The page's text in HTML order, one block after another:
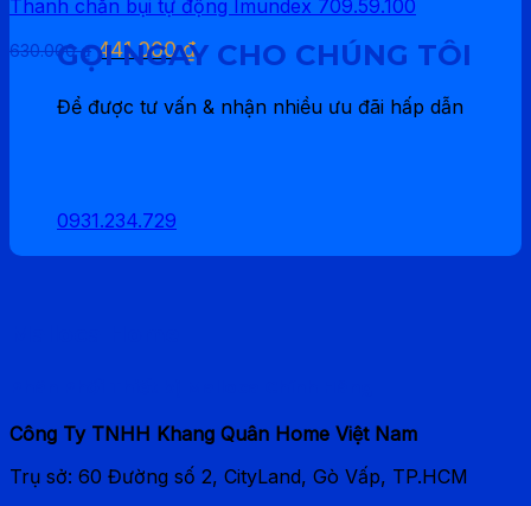
350.000 ₫. là:
Thanh chắn bụi tự động Imundex 709.59.100
630.000₫ Giá
gốc
là:
630.000 ₫.
441.000₫Giá
hiện
tại
là:
GỌI NGAY CHO CHÚNG TÔI
Để được tư vấn & nhận nhiều ưu đãi hấp dẫn
0931.234.729
Công Ty TNHH Khang Quân Home Việt Nam
Trụ sở: 60 Đường số 2, CityLand, Gò Vấp, TP.HCM